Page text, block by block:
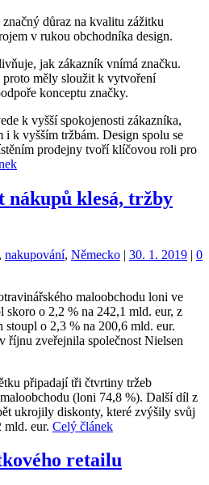
důraz na kvalitu zážitku
v rukou obchodníka design.
jak zákazník vnímá značku.
měly sloužit k vytvoření
konceptu značky.
k vyšší spokojenosti zákazníka,
i k vyšším tržbám. Design spolu se
prodejny tvoří klíčovou roli pro
nákupů klesá, tržby
, nakupování, Německo | 30. 1. 2019 | 0
maloobchodu loni ve
skoro o 2,2 % na 242,1 mld. eur, z
o 2,3 % na 200,6 mld. eur.
říjnu zveřejnila společnost Nielsen
připadají tři čtvrtiny tržeb
(loni 74,8 %). Další díl z
ukrojily diskonty, které zvýšily svůj
mld. eur. Celý článek
retailu